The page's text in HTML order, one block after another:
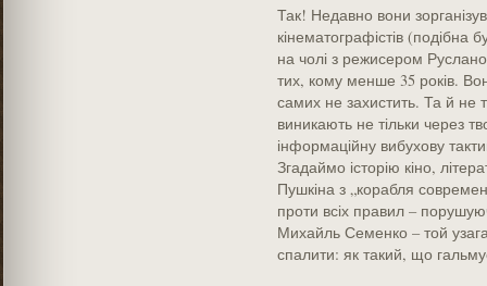
Так! Недавно вони
кінематографістів (подібна
на чолі з режисером
тих, кому менше 35 років.
самих не захистить. Та й не
виникають не тільки через
інформаційну вибухову
Згадаймо історію кіно,
Пушкіна з „корабля
проти всіх правил –
Михайль Семенко – той
спалити: як такий, що